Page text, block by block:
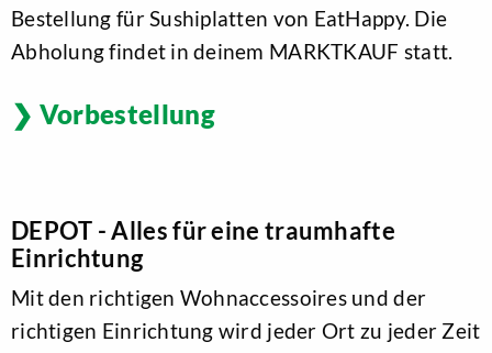
Bestellung für Sushiplatten von EatHappy. Die
Abholung findet in deinem MARKTKAUF statt.
Vorbestellung
DEPOT - Alles für eine traumhafte
Einrichtung
Mit den richtigen Wohnaccessoires und der
richtigen Einrichtung wird jeder Ort zu jeder Zeit